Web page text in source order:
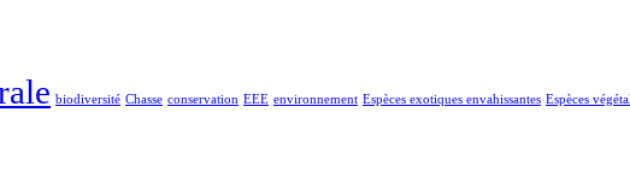
biodiversité Chasse conservation EEE environnement Espèces exotiques envahissantes Espèces